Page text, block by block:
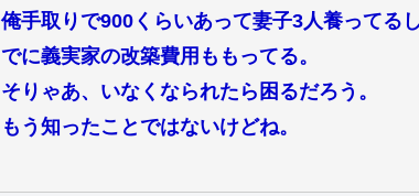
俺手取りで900くらいあって妻子3人養ってる
でに義実家の改築費用ももってる。
そりゃあ、いなくなられたら困るだろう。
もう知ったことではないけどね。